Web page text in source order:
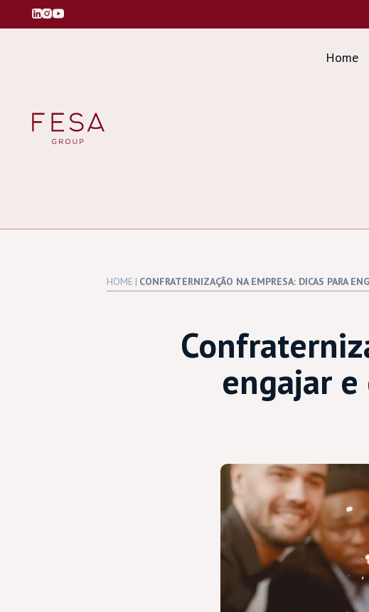
Home
HOME | CONFRATERNIZAÇÃO NA EMPRESA: DICAS PARA
engajar